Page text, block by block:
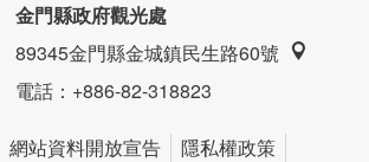
金門縣政府觀光處
89345金門縣金城鎮民生路60號
電話：+886-82-318823
網站資料開放宣告 隱私權政策